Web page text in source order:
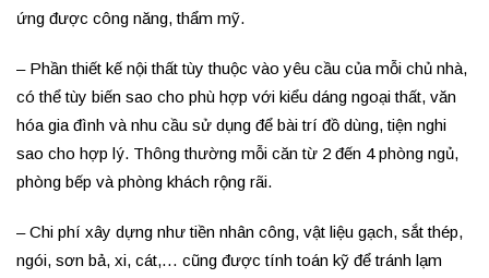
ứng được công năng, thẩm mỹ.
– Phần thiết kế nội thất tùy thuộc vào yêu cầu của mỗi chủ nhà,
có thể tùy biến sao cho phù hợp với kiểu dáng ngoại thất, văn
hóa gia đình và nhu cầu sử dụng để bài trí đồ dùng, tiện nghi
sao cho hợp lý. Thông thường mỗi căn từ 2 đến 4 phòng ngủ,
phòng bếp và phòng khách rộng rãi.
– Chi phí xây dựng như tiền nhân công, vật liệu gạch, sắt thép,
ngói, sơn bả, xi, cát,… cũng được tính toán kỹ để tránh lạm